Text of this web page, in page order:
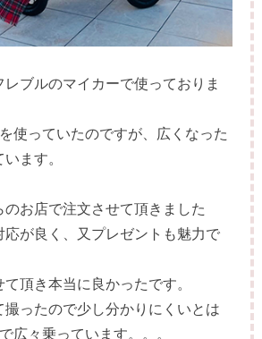
ブルのマイカーで使っておりま
使っていたのですが、広くなった
ます。
お店で注文させて頂きました
応が良く、又プレゼントも魅力で
頂き本当に良かったです。
撮ったので少し分かりにくいとは
広々乗っています。。。